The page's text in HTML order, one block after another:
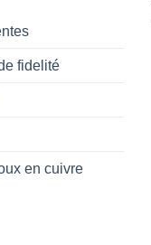
fidelité
en cuivre